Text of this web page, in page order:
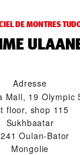
DE MONTRES
Adresse
Mall, 19 Olympic
floor, shop 115
Sukhbaatar
Oulan-Bator
Mongolie